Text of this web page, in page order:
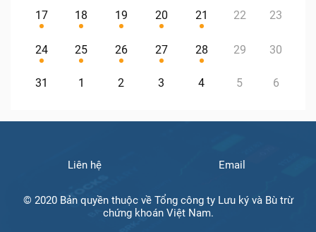
17 18 19 20 21 22 23
24 25 26 27 28 29 30
31 1 2 3 4 5 6
Liên hệ Email
© 2020 Bản quyền thuộc về Tổng công ty Lưu ký và Bù trừ
chứng khoán Việt Nam.